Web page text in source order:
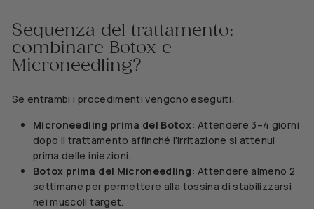
Sequenza del trattamento:
combinare Botox e
Microneedling?
Se entrambi i procedimenti vengono eseguiti:
Microneedling prima del Botox: Attendere 3–4 giorni
dopo il trattamento affinché l'irritazione si attenui
prima delle iniezioni.
Botox prima del Microneedling: Attendere almeno 2
settimane per permettere alla tossina di stabilizzarsi
nei muscoli target.